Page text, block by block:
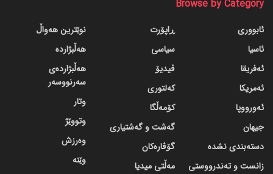
Browse by Category
ئابووری
ئاسیا
ئەفریقا
ئەمریکا
ئەورووپا
جیهان
دسته‌بندی نشده
زانست و تەندرووستی
ڕاپۆرت
سیاسی
ڤیدیۆ
کەلتوری
کۆمەڵگا
گه‌شت و گه‌شتیاری
گۆڤاره‌کان
مەڵتی میدیا
نوێترین هەواڵ
هەڵبژاردە
هەڵبژاردەی
سەرنووسەر
وتار
وتووێژ
وەرزش
وێنە